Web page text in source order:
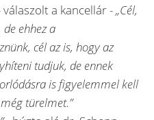
a kancellár -„Cél,
ehhez a
cél az is, hogy az
tudjuk, de ennek
is figyelemmel kell
türelmet.”